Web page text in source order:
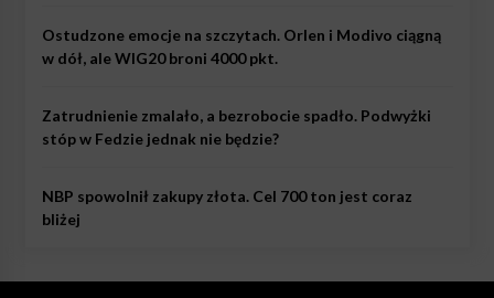
Ostudzone emocje na szczytach. Orlen i Modivo ciągną
w dół, ale WIG20 broni 4000 pkt.
Zatrudnienie zmalało, a bezrobocie spadło. Podwyżki
stóp w Fedzie jednak nie będzie?
NBP spowolnił zakupy złota. Cel 700 ton jest coraz
bliżej